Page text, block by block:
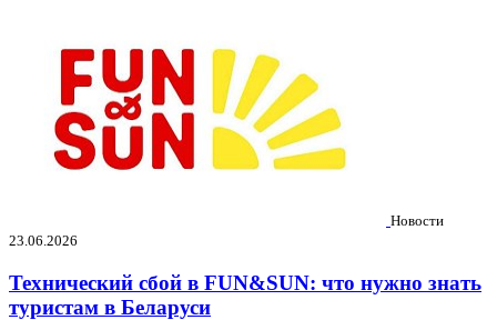
Новости
23.06.2026
Технический сбой в FUN&SUN: что нужно знать
туристам в Беларуси